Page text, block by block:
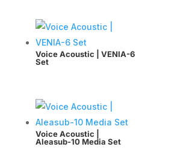
Voice Acoustic | VENIA-6
Set
Voice Acoustic |
Aleasub-10 Media Set